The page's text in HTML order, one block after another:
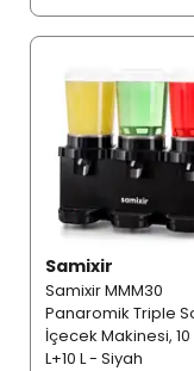
Samixir
Samixir MMM30
Panaromik Triple
İçecek Makinesi, 10
L+10 L - Siyah